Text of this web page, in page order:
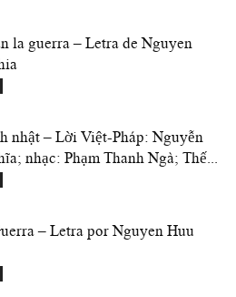
la guerra – Letra de Nguyen
nhật – Lời Việt-Pháp: Nguyễn
nhạc: Phạm Thanh Ngà; Thế...
– Letra por Nguyen Huu